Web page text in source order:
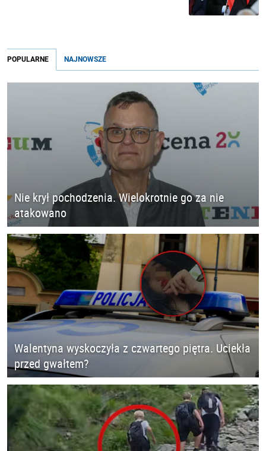
POPULARNE NAJNOWSZE
Nie krył pochodzenia. Wielokrotnie go za nie
atakowano
Walentyna wyskoczyła z czwartego piętra. Uciekła
przed gwałtem?